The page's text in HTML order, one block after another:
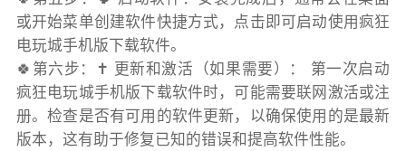
或开始菜单创建软件快捷方式，点击即可启动使用疯狂
电玩城手机版下载软件。
🍀第六步：✝️ 更新和激活（如果需要）： 第一次启动
疯狂电玩城手机版下载软件时，可能需要联网激活或注
册。检查是否有可用的软件更新，以确保使用的是最新
版本，这有助于修复已知的错误和提高软件性能。